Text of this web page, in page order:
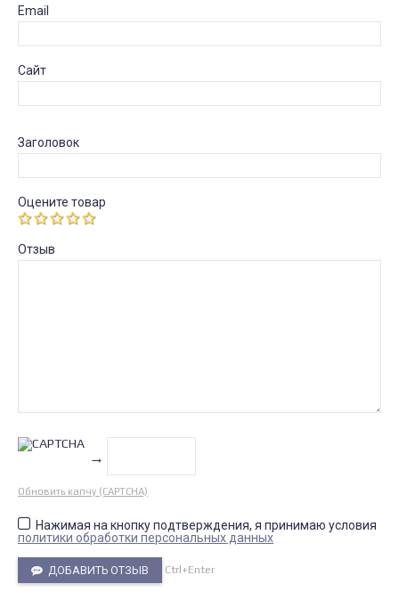
Email
Сайт
Заголовок
Оцените товар
Отзыв
→
Обновить капчу (CAPTCHA)
Нажимая на кнопку подтверждения, я принимаю условия
политики обработки персональных данных
ДОБАВИТЬ ОТЗЫВ Ctrl+Enter